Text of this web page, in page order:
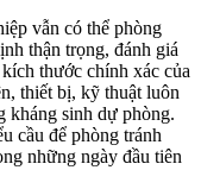
vẫn có thể phòng
thận trọng, đánh giá
thước chính xác của
thiết bị, kỹ thuật luôn
kháng sinh dự phòng.
cầu để phòng tránh
những ngày đầu tiên